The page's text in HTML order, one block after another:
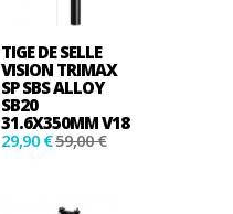
TIGE DE SELLE
VISION TRIMAX
SP SBS ALLOY
SB20
31.6X350MM V18
29,90 €59,00 €